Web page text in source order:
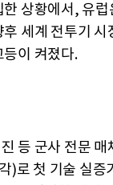
상황에서, 유럽
세계 전투기 시
등이 켜졌다.
등 군사 전문 매
)로 첫 기술 실증